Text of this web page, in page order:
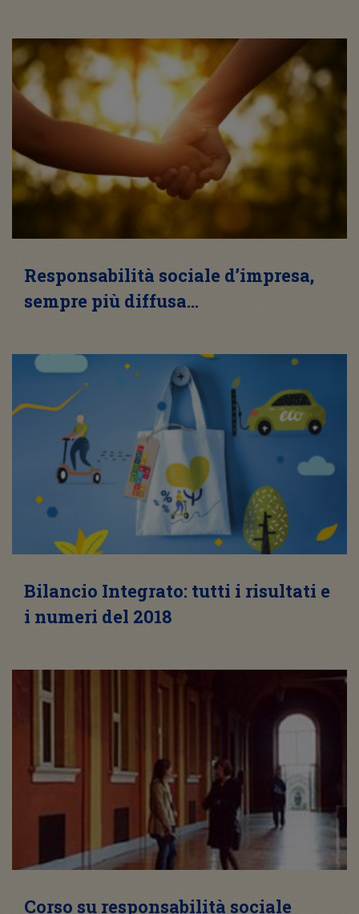
Responsabilità sociale d’impresa,
sempre più diffusa…
Bilancio Integrato: tutti i risultati e
i numeri del 2018
Corso su responsabilità sociale